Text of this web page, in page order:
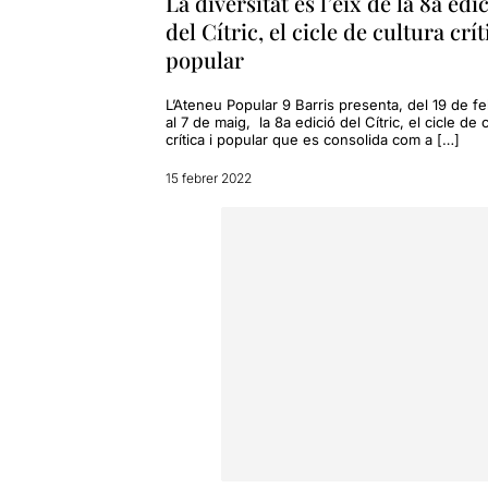
del Cítric, el cicle de cultura
popular
L’Ateneu Popular 9 Barris presenta, del 19 de
al 7 de maig, la 8a edició del Cítric, el cicle de
crítica i popular que es consolida com a […]
15 febrer 2022